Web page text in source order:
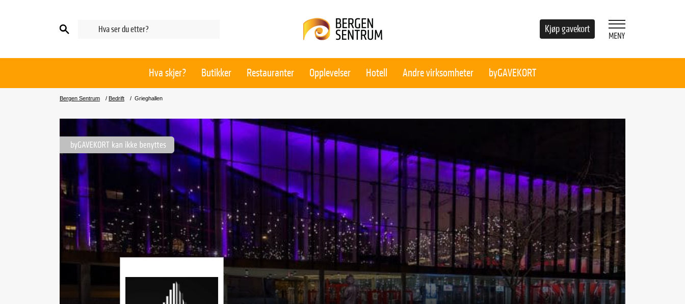
Kjøp gavekort
Hva skjer? Butikker Restauranter Opplevelser Hotell Andre virksomheter byGAVEKORT
Bergen Sentrum / Bedrift / Grieghallen